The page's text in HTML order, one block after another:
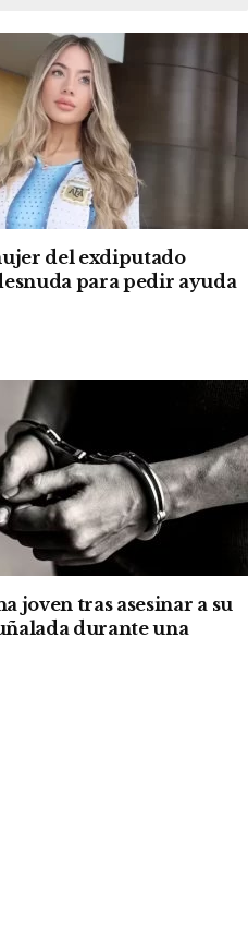
del exdiputado
para pedir ayuda
joven tras asesinar a su
durante una